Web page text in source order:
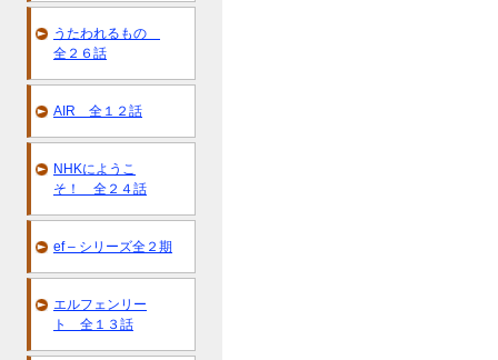
うたわれるもの
全２６話
AIR 全１２話
NHKにようこ
そ！ 全２４話
ef – シリーズ全２期
エルフェンリー
ト 全１３話